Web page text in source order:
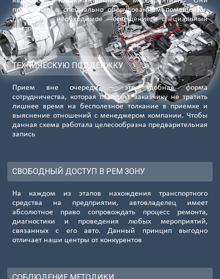
проводятся в специально оборудованном помещении,
где есть необходимое освещение, специальный
инструмент
ТЕХНИЧЕСКУЮ ПОДДЕРЖКУ
Прием вне очереди – это удобная форма
сотрудничества, которая позволит заказчику не тратить
лишнее время на бесполезное толкание в приемке и
выяснение отношений с менеджером компании. Чтобы
данная схема работала целесообразна предварительная
запись
СВОБОДНЫЙ ДОСТУП В РЕМ ЗОНУ
На каждом из этапов нахождения транспортного
средства на предприятии, автовладелец имеет
абсолютное право сопровождать процесс ремонта,
диагностики и проведения любых мероприятий,
связанных с его авто. Данный принцип выгодно
отличает наши центры от конкурентов